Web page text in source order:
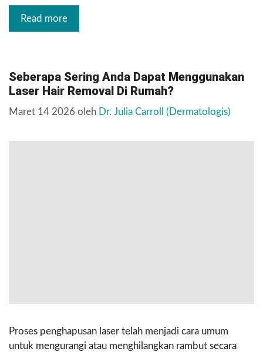
Read more
Seberapa Sering Anda Dapat Menggunakan
Laser Hair Removal Di Rumah?
Maret 14 2026 oleh Dr. Julia Carroll (Dermatologis)
Proses penghapusan laser telah menjadi cara umum
untuk mengurangi atau menghilangkan rambut secara